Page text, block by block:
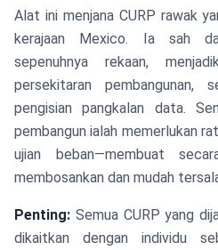
Alat ini menjana CURP rawak
kerajaan Mexico. Ia sah
sepenuhnya rekaan,
persekitaran
pengisian pangkalan data.
pembangun ialah memerlukan
ujian beban—membuat
membosankan dan mudah
Penting: Semua CURP yang
dikaitkan dengan individu